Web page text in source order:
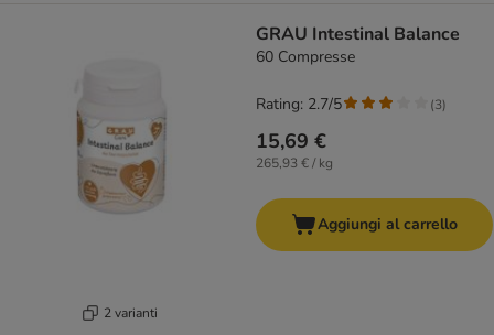
2 varianti
GRAU Intestinal Balance
60 Compresse
15,69 €
265,93 € / kg
Rating: 2.7/5 (3)
Aggiungi al carrello